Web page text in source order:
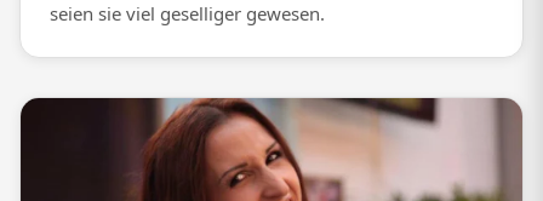
seien sie viel geselliger gewesen.